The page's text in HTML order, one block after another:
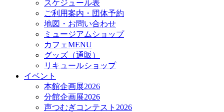
スケジュール表
ご利用案内・団体予約
地図・お問い合わせ
ミュージアムショップ
カフェMENU
グッズ（通販）
リキュールショップ
イベント
本館企画展2026
分館企画展2026
声つむぎコンテスト2026